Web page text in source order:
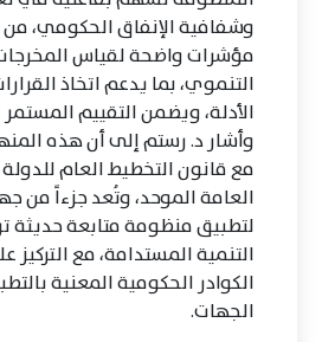
وشفافية الإنفاق الحكومي، من
مؤشرات واضحة لقياس المخرجات
التنموي، بما يدعم اتخاذ
الأدلة، ويضمن التقييم
وأشار د. رستم إلى أن هذه
مع قانون التخطيط العام
العامة الموحد، وتُعد جزءاً من
لتطبيق منظومة متابعة حديثة
التنمية المستدامة، مع التركيز
الكوادر الحكومية المعنية
الجهات.